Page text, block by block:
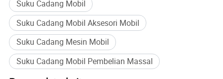
Kemasan & Pengiriman
Kami dengan hati-hati mengemas setiap produk di plastik,
karton, kotak kayu/Palet, atau menurut permintaan pelanggan
Suku Cadang Mobil
Suku Cadang Mobil Aksesori Mobil
Suku Cadang Mesin Mobil
Suku Cadang Mobil Pembelian Massal